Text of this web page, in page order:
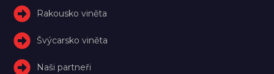
Rakousko viněta
Švýcarsko viněta
Naši partneři